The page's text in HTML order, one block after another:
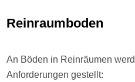
Reinraumboden
An Böden in Reinräumen
Anforderungen gestellt: